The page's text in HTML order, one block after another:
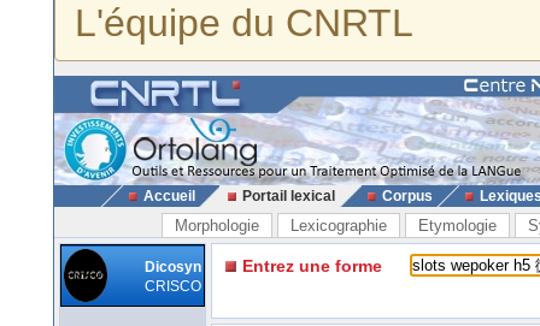
L'équipe du CNRTL
Accueil Portail lexical Corpus
Morphologie Lexicographie Etymologie
Dicosyn
CRISCO
Entrez une forme